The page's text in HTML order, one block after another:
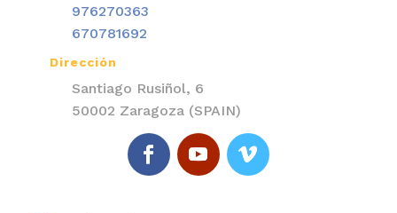
976270363
670781692
Dirección
Santiago Rusiñol, 6
50002 Zaragoza (SPAIN)